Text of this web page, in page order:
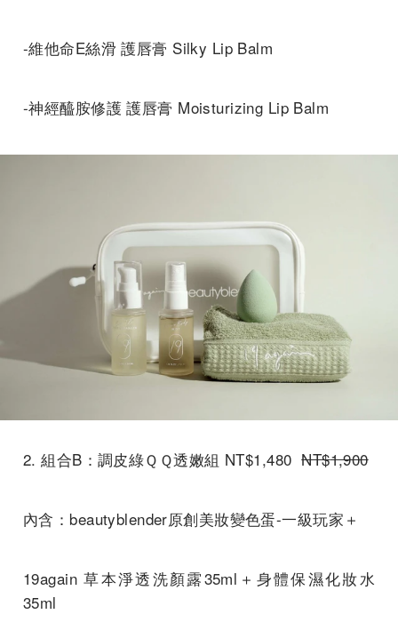
-維他命E絲滑 護唇膏 Silky Lip Balm
-神經醯胺修護 護唇膏 Moisturizing Lip Balm
2.組合B ：調皮綠ＱＱ透嫩組 NT$1,480NT$1,900
內含：beautyblender原創美妝變色蛋-一級玩家＋
19again 草本淨透洗顏露35ml＋身體保濕化妝水
35ml